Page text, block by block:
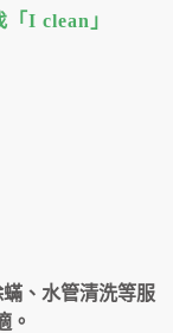
I clean」
、水管清洗等服
。